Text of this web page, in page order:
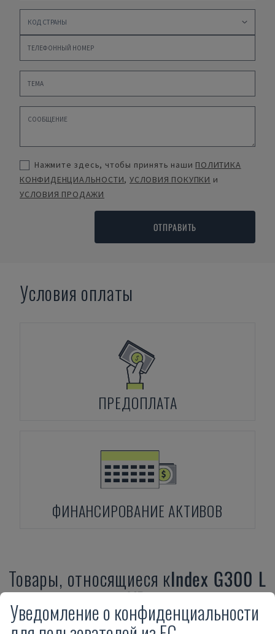
Нажмите здесь, чтобы принять наши ПОЛИТИКА
КОНФИДЕНЦИАЛЬНОСТИ,УСЛОВИЯ ПОКУПКИ и
УСЛОВИЯ ПРОДАЖИ
ОТПРАВИТЬ
Условия оплаты
ПРЕДОПЛАТА
ФИНАНСИРОВАНИЕ АКТИВОВ
Товары, относящиеся кIndex G300 L
YB
Уведомление о конфиденциальности